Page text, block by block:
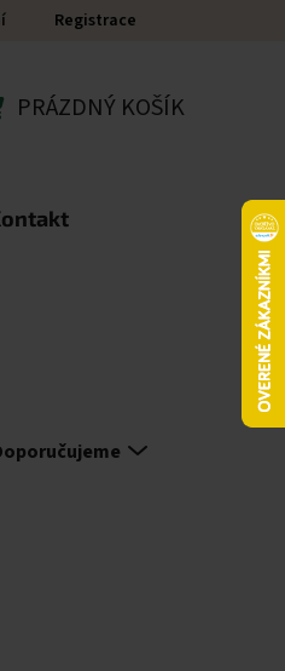
Registrace
PRÁZDNÝ KOŠÍK